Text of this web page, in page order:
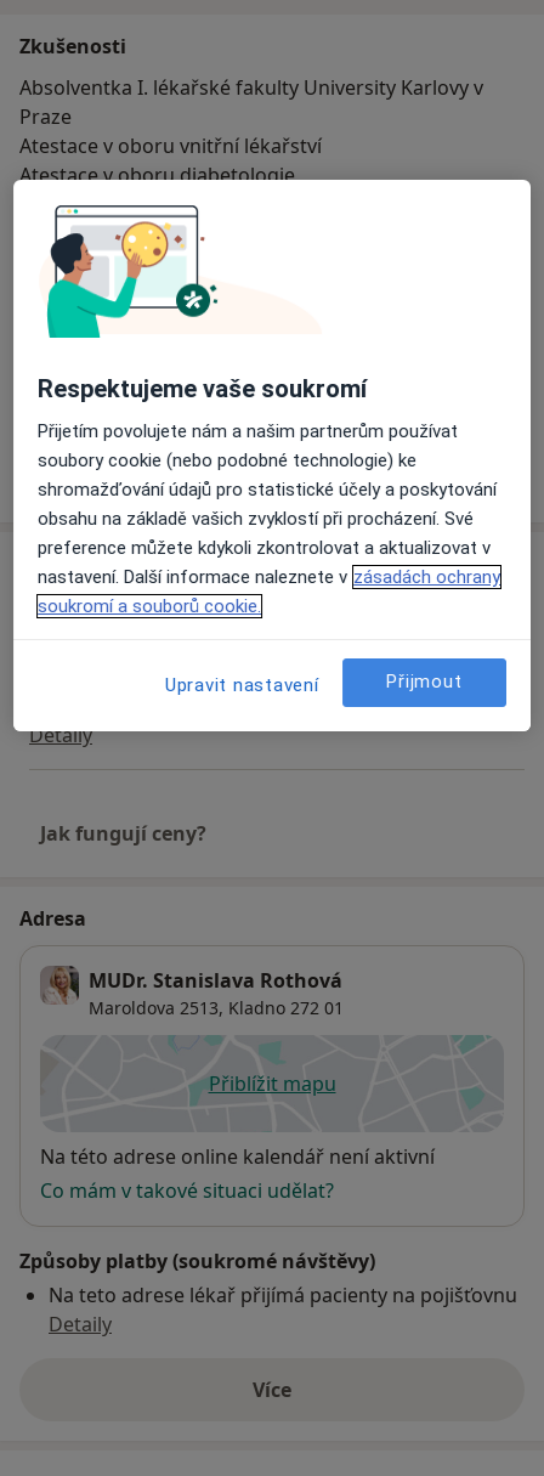
Zkušenosti
Absolventka I. lékařské fakulty University Karlovy v
Praze
Atestace v oboru vnitřní lékařství
Atestace v oboru diabetologie
Praxe v oboru diabetologie více než 30 let
Odborník na:
Diabetologie
Vnitřní lékařství - interna
Diabetes 1. typu Diabetes 2. typu
Víceo zkušenostech
Služby a ceník služeb
Dietní poradenství
Detaily
Jak fungují ceny?
Adresa
MUDr. Stanislava Rothová
Maroldova 2513, Kladno 272 01
Přiblížit mapuse otevře v nové záložce
Dostupnost
Na této adrese online kalendář není aktivní
Co mám v takové situaci udělat?
Způsoby platby (soukromé návštěvy)
Na teto adrese lékař přijímá pacienty na pojišťovnu
Detaily
Víceo adrese
Respektujeme vaše soukromí
Přijetím povolujete nám a našim partnerům používat
soubory cookie (nebo podobné technologie) ke
shromažďování údajů pro statistické účely a poskytování
obsahu na základě vašich zvyklostí při procházení. Své
preference můžete kdykoli zkontrolovat a aktualizovat v
nastavení. Další informace naleznete v zásadách ochrany
soukromí a souborů cookie.
Upravit nastavení Přijmout